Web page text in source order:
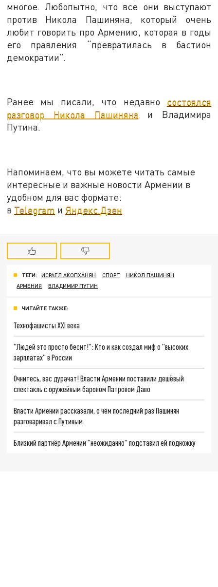
многое. Любопытно, что все они выступают
против Никола Пашиняна, который очень
любит говорить про Армению, которая в годы
его правления “превратилась в бастион
демократии”.
Ранее мы писали, что недавно состоялся
разговор Никола Пашиняна и Владимира
Путина.
Напоминаем, что вы можете читать самые
интересные и важные новости Армении в
удобном для вас формате:
в Telegram и Яндекс.Дзен
ТЕГИ: ИСРАЕЛ АКОПХАНЯН СПОРТ
НИКОЛ ПАШИНЯН
АРМЕНИЯ
ВЛАДИМИР ПУТИН
ЧИТАЙТЕ ТАКЖЕ:
Технофашисты XXI века
"Людей это просто бесит!": Кто и как создал миф о "высоких
зарплатах" в России
Очнитесь, вас дурачат! Власти Армении поставили дешёвый
спектакль с оружейным бароном Патроном Даво
Власти Армении рассказали, о чём последний раз Пашинян
разговаривал с Путиным
Близкий партнёр Армении "неожиданно" подставил ей подножку